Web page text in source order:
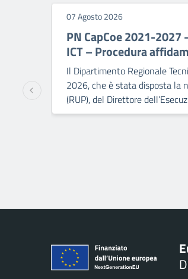
07 Agosto 2026
PN CapCoe 2021-
ICT – Procedura
Il Dipartimento Regionale
2026, che è stata disposta la
(RUP), del Direttore